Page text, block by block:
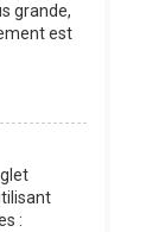
grande,
est
: